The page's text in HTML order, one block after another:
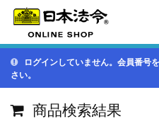
ログインしていません。会員番号
さい。
商品検索結果